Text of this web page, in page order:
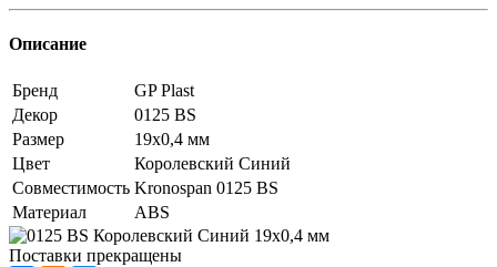
Описание
Бренд
GP Plast
Декор
0125 BS
Размер
19x0,4 мм
Цвет
Королевский Синий
Совместимость Kronospan 0125 BS
Материал
ABS
Поставки прекращены